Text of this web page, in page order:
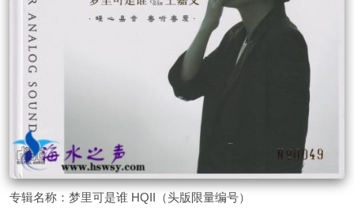
专辑名称：梦里可是谁 HQII（头版限量编号）